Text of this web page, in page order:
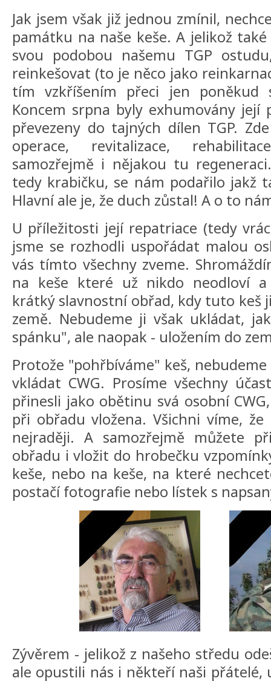
Jak jsem však již jednou zmínil,
památku na naše keše. A jelikož
svou podobou našemu TGP
reinkešovat (to je něco jako
tím vzkříšením přeci jen poněkud
Koncem srpna byly exhumovány její
převezeny do tajných dílen TGP.
operace, revitalizace,
samozřejmě i nějakou tu
tedy krabičku, se nám podařilo jakž
Hlavní ale je, že duch zůstal! A o to
U příležitosti její repatriace (tedy
jsme se rozhodli uspořádat malou
vás tímto všechny zveme.
na keše které už nikdo neodloví a
krátký slavnostní obřad, kdy tuto keš
země. Nebudeme ji však ukládat,
spánku", ale naopak - uložením do
Protože "pohřbíváme" keš,
vkládat CWG. Prosíme všechny
přinesli jako obětinu svá osobní
při obřadu vložena. Všichni víme, že
nejraději. A samozřejmě můžete
obřadu i vložit do hrobečku
keše, nebo na keše, na které
postačí fotografie nebo lístek s
Zývěrem - jelikož z našeho středu
ale opustili nás i někteří naši přátelé,